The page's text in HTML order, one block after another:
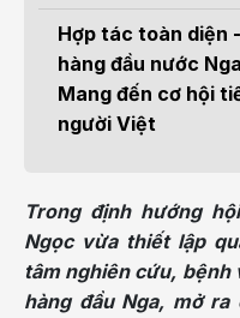
Hợp tác toàn diện
hàng đầu nước Nga
Mang đến cơ hội
người Việt
Trong định hướng
Ngọc vừa thiết lập
tâm nghiên cứu, bệnh
hàng đầu Nga, mở